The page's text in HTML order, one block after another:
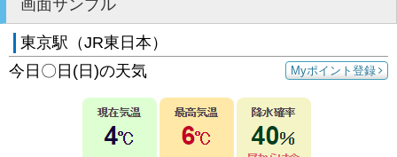
画面サンプル
東京駅（JR東日本）
Myポイント登録
今日〇日(日)の天気